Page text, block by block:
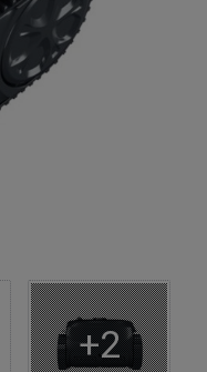
+2